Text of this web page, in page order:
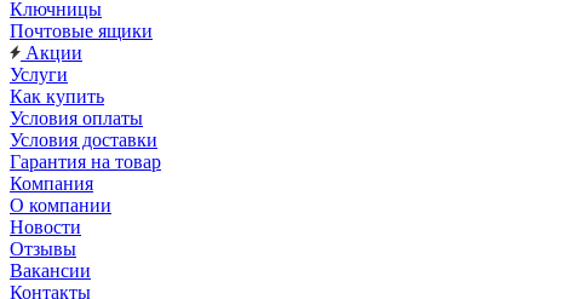
Ключницы
Почтовые ящики
Акции
Услуги
Как купить
Условия оплаты
Условия доставки
Гарантия на товар
Компания
О компании
Новости
Отзывы
Вакансии
Контакты